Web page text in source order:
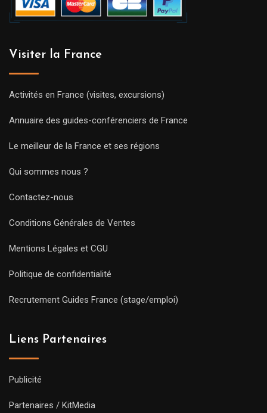
Visiter la France
Activités en France (visites, excursions)
Annuaire des guides-conférenciers de France
Le meilleur de la France et ses régions
Qui sommes nous ?
Contactez-nous
Conditions Générales de Ventes
Mentions Légales et CGU
Politique de confidentialité
Recrutement Guides France (stage/emploi)
Liens Partenaires
Publicité
Partenaires / KitMedia